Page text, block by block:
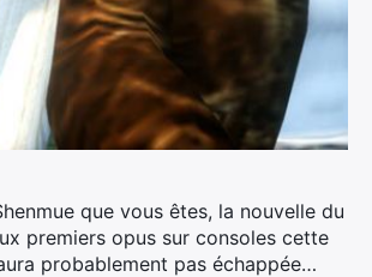
que vous êtes, la nouvelle du
premiers opus sur consoles cette
probablement pas échappée…